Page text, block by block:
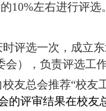
10%左右进行评选
评选一次， 成立
会），负责评选工
友总会推荐“校友
的评审结果在校友